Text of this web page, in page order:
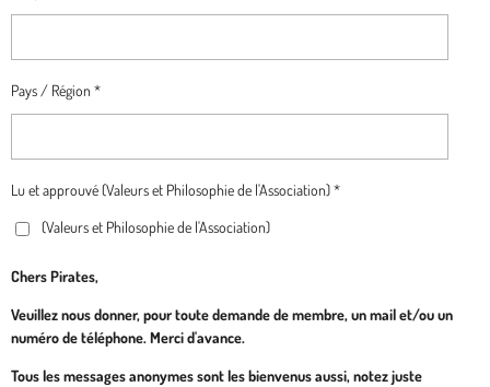
Pays / Région *
Lu et approuvé (Valeurs et Philosophie de l'Association) *
(Valeurs et Philosophie de l'Association)
Chers Pirates,
Veuillez nous donner, pour toute demande de membre, un mail et/ou un
numéro de téléphone. Merci d'avance.
Tous les messages anonymes sont les bienvenus aussi, notez juste